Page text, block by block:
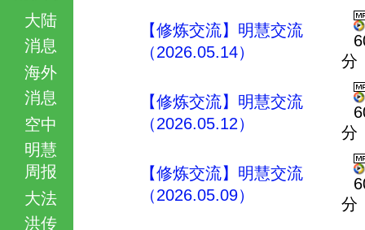
大陆
消息
海外
消息
空中
明慧
周报
大法
洪传
【修炼交流】明慧交流
（2026.05.14）
分
【修炼交流】明慧交流
（2026.05.12）
分
【修炼交流】明慧交流
（2026.05.09）
分